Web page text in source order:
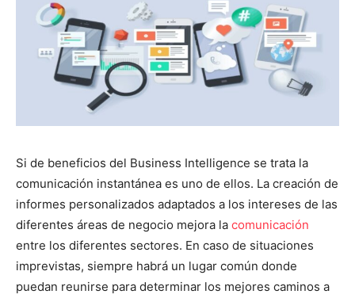
Si de beneficios del Business Intelligence se trata la
comunicación instantánea es uno de ellos. La creación de
informes personalizados adaptados a los intereses de las
diferentes áreas de negocio mejora la comunicación
entre los diferentes sectores. En caso de situaciones
imprevistas, siempre habrá un lugar común donde
puedan reunirse para determinar los mejores caminos a